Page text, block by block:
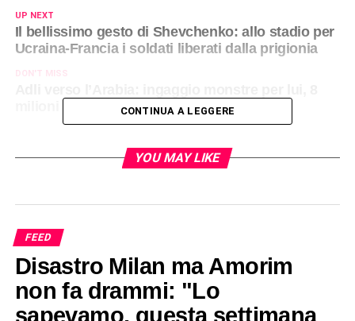
UP NEXT
Il bellissimo gesto di Shevchenko: allo stadio per
Ucraina-Francia i soldati liberati dalla prigionia
DON'T MISS
milioni per il MilanCONTINUA A LEGGERE
YOU MAY LIKE
FEED
Disastro Milan ma Amorim
non fa drammi: "Lo
sapevamo, questa settimana